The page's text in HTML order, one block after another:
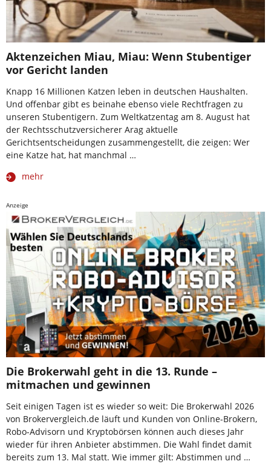
Aktenzeichen Miau, Miau: Wenn Stubentiger
vor Gericht landen
Knapp 16 Millionen Katzen leben in deutschen Haushalten.
Und offenbar gibt es beinahe ebenso viele Rechtfragen zu
unseren Stubentigern. Zum Weltkatzentag am 8. August hat
der Rechtsschutzversicherer Arag aktuelle
Gerichtsentscheidungen zusammengestellt, die zeigen: Wer
eine Katze hat, hat manchmal …
mehr
Anzeige
Die Brokerwahl geht in die 13. Runde –
mitmachen und gewinnen
Seit einigen Tagen ist es wieder so weit: Die Brokerwahl 2026
von Brokervergleich.de läuft und Kunden von Online-Brokern,
Robo-Advisorn und Kryptobörsen können auch dieses Jahr
wieder für ihren Anbieter abstimmen. Die Wahl findet damit
bereits zum 13. Mal statt. Wie immer gilt: Abstimmen und …